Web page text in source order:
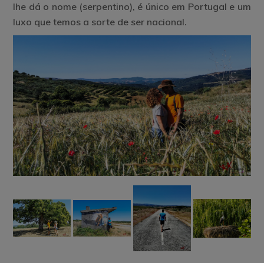
lhe dá o nome (serpentino), é único em Portugal e um
luxo que temos a sorte de ser nacional.